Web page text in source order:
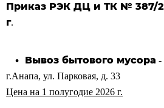
Приказ РЭК ДЦ и ТК № 387/
г.
• Вывоз бытового мусора -
г.Анапа, ул. Парковая, д. 33
Цена на 1 полугодие 2026 г.